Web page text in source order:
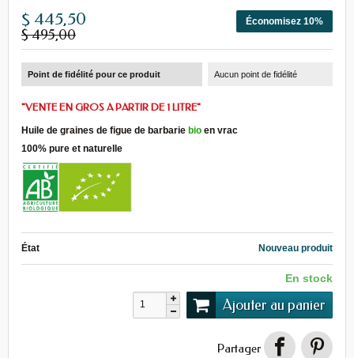
Économisez 10%
$ 445,50
$ 495,00
Point de fidélité pour ce produit Aucun point de fidélité
"VENTE EN GROS A PARTIR DE 1 LITRE"
Huile de graines de figue de barbarie bio en vrac
100% pure et naturelle
État Nouveau produit
En stock
Ajouter au panier
Partager